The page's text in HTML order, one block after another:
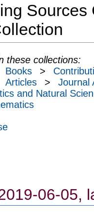
these collections:
Books >
Articles >
Journal
and Natural
06-05,